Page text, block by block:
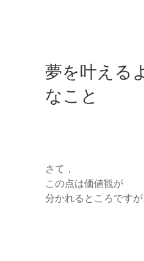
夢を叶える
なこと
さて，
この点は価値観が
分かれるところですが